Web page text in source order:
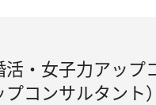
活・女子力アップ
コンサルタント）